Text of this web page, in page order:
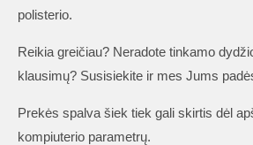
polisterio.
Reikia greičiau? Neradote tinkamo
klausimų? Susisiekite ir mes Jums
Prekės spalva šiek tiek gali skirtis dėl
kompiuterio parametrų.